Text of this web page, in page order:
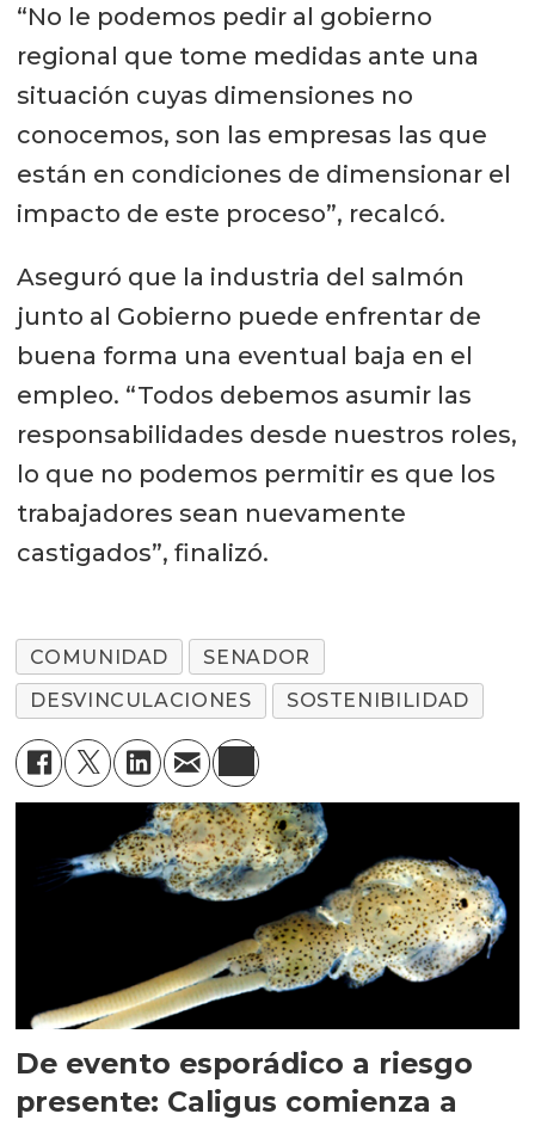
“No le podemos pedir al gobierno
regional que tome medidas ante una
situación cuyas dimensiones no
conocemos, son las empresas las que
están en condiciones de dimensionar el
impacto de este proceso”, recalcó.
Aseguró que la industria del salmón
junto al Gobierno puede enfrentar de
buena forma una eventual baja en el
empleo. “Todos debemos asumir las
responsabilidades desde nuestros roles,
lo que no podemos permitir es que los
trabajadores sean nuevamente
castigados”, finalizó.
COMUNIDAD
SENADOR
DESVINCULACIONES
SOSTENIBILIDAD
De evento esporádico a riesgo
presente: Caligus comienza a